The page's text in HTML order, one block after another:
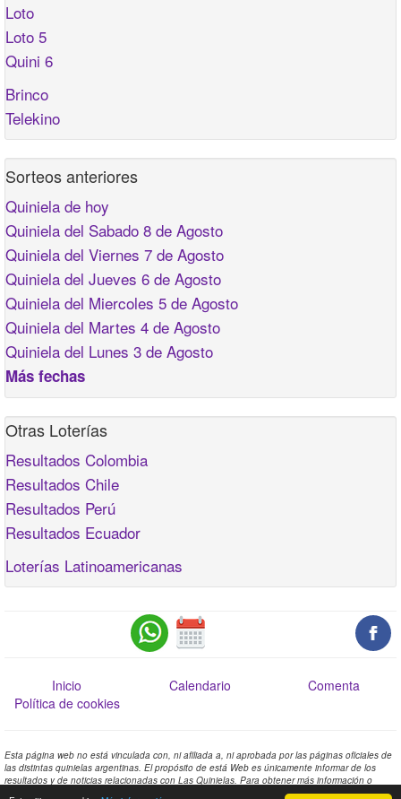
Loto
Loto 5
Quini 6
Brinco
Telekino
Sorteos anteriores
Quiniela de hoy
Quiniela del Sabado 8 de Agosto
Quiniela del Viernes 7 de Agosto
Quiniela del Jueves 6 de Agosto
Quiniela del Miercoles 5 de Agosto
Quiniela del Martes 4 de Agosto
Quiniela del Lunes 3 de Agosto
Más fechas
Otras Loterías
Resultados Colombia
Resultados Chile
Resultados Perú
Resultados Ecuador
Loterías Latinoamericanas
Inicio Calendario
Comenta
Política de cookies
Esta página web no está vinculada con, ni afiliada a, ni aprobada por las páginas oficiales de
las distintas quinielas argentinas. El propósito de está Web es únicamente informar de los
resultados y de noticias relacionadas con Las Quinielas. Para obtener más información o
comprobar los resultados oficiales contacte con las páginas oficiales de las distintas quinielas